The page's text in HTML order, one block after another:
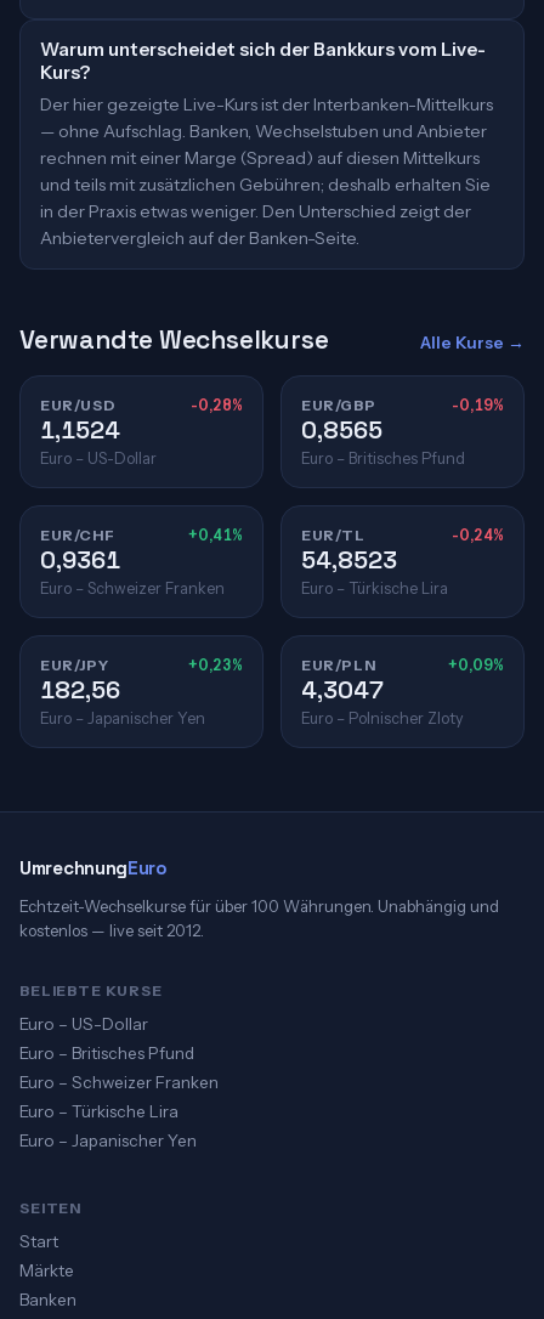
Warum unterscheidet sich der Bankkurs vom Live-
Kurs?
Der hier gezeigte Live-Kurs ist der Interbanken-Mittelkurs
— ohne Aufschlag. Banken, Wechselstuben und Anbieter
rechnen mit einer Marge (Spread) auf diesen Mittelkurs
und teils mit zusätzlichen Gebühren; deshalb erhalten Sie
in der Praxis etwas weniger. Den Unterschied zeigt der
Anbietervergleich auf der Banken-Seite.
Verwandte Wechselkurse Alle Kurse →
EUR/USD -0,28%
1,1524
Euro – US-Dollar
EUR/GBP -0,19%
0,8565
Euro – Britisches Pfund
EUR/CHF +0,41%
0,9361
Euro – Schweizer Franken
EUR/TL -0,24%
54,8523
Euro – Türkische Lira
EUR/JPY +0,23%
182,56
Euro – Japanischer Yen
EUR/PLN +0,09%
4,3047
Euro – Polnischer Zloty
UmrechnungEuro
Echtzeit-Wechselkurse für über 100 Währungen. Unabhängig und
kostenlos — live seit 2012.
BELIEBTE KURSE
Euro – US-Dollar
Euro – Britisches Pfund
Euro – Schweizer Franken
Euro – Türkische Lira
Euro – Japanischer Yen
SEITEN
Start
Märkte
Banken